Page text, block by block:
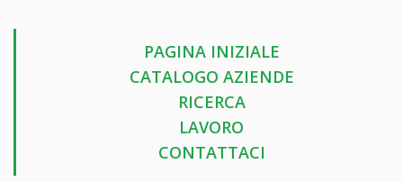
PAGINA INIZIALE
CATALOGO AZIENDE
RICERCA
LAVORO
CONTATTACI